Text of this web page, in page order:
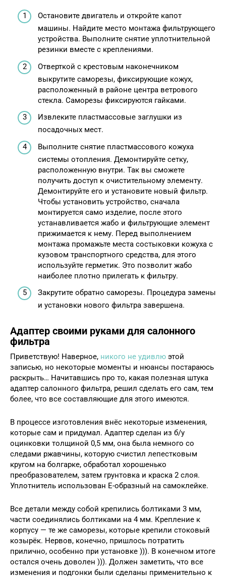
Остановите двигатель и откройте капот
машины. Найдите место монтажа фильтрующего
устройства. Выполните снятие уплотнительной
резинки вместе с креплениями.
Отверткой с крестовым наконечником
выкрутите саморезы, фиксирующие кожух,
расположенный в районе центра ветрового
стекла. Саморезы фиксируются гайками.
Извлеките пластмассовые заглушки из
посадочных мест.
Выполните снятие пластмассового кожуха
системы отопления. Демонтируйте сетку,
расположенную внутри. Так вы сможете
получить доступ к очистительному элементу.
Демонтируйте его и установите новый фильтр.
Чтобы установить устройство, сначала
монтируется само изделие, после этого
устанавливается жабо и фильтрующие элемент
прижимается к нему. Перед выполнением
монтажа промажьте места состыковки кожуха с
кузовом транспортного средства, для этого
используйте герметик. Это позволит жабо
наиболее плотно прилегать к фильтру.
Закрутите обратно саморезы. Процедура замены
и установки нового фильтра завершена.
Адаптер своими руками для салонного
фильтра
Приветствую! Наверное, никого не удивлю этой
записью, но некоторые моменты и нюансы постараюсь
раскрыть… Начитавшись про то, какая полезная штука
адаптер салонного фильтра, решил сделать его сам, тем
более, что все составляющие для этого имеются.
В процессе изготовления внёс некоторые изменения,
которые сам и придумал. Адаптер сделан из б/у
оцинковки толщиной 0,5 мм, она была немного со
следами ржавчины, которую счистил лепестковым
кругом на болгарке, обработал хорошенько
преобразователем, затем грунтовка и краска 2 слоя.
Уплотнитель использован Е-образный на самоклейке.
Все детали между собой крепились болтиками 3 мм,
части соединялись болтиками на 4 мм. Крепление к
корпусу — те же саморезы, которые крепили стоковый
козырёк. Нервов, конечно, пришлось потратить
прилично, особенно при установке ))). В конечном итоге
остался очень доволен ))). Должен заметить, что все
изменения и подгонки были сделаны применительно к